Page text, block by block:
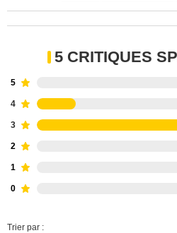
5 CRITIQUES
5
4
3
2
1
0
Trier par :